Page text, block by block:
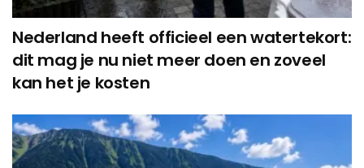
Nederland heeft officieel een watertekort:
dit mag je nu niet meer doen en zoveel
kan het je kosten